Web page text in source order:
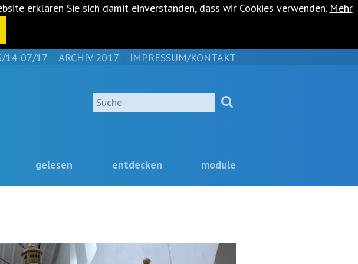
erklären Sie sich damit einverstanden, dass wir Cookies verwenden. Mehr
14-07/17 ARCHIV 2017 IMPRESSUM/KONTAKT
Suche
gelesen entdecken module